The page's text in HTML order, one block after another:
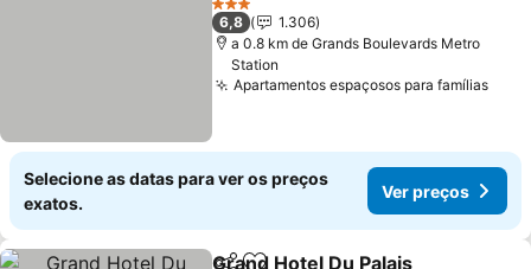
3 Estrelas
6,8
1.306
a 0.8 km de Grands Boulevards Metro
Station
Apartamentos espaçosos para famíliasVer
Selecione as datas para ver os preços
exatos.
Ver preços
Grand Hotel Du Palais